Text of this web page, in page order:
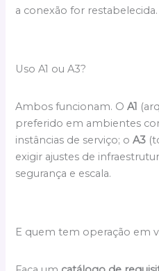
a conexão for restabelecida.
Uso A1 ou A3?
Ambos funcionam. OA1
preferido em ambientes
instâncias de serviço; oA3
exigir ajustes de
segurança e escala.
E quem tem operação em